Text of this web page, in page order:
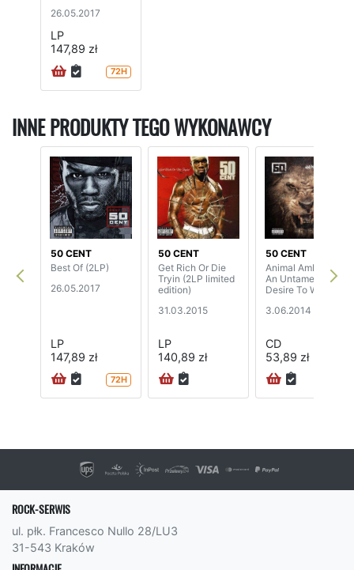
26.05.2017
LP
147,89 zł
72H
INNE PRODUKTY TEGO WYKONAWCY
50 CENT
Best Of (2LP)
26.05.2017
LP
147,89 zł
72H
50 CENT
Get Rich Or Die
Tryin (2LP limited
edition)
31.03.2015
LP
140,89 zł
50 CENT
Animal Ambition:
An Untamed
Desire To Win
3.06.2014
CD
53,89 zł
ROCK-SERWIS
ul. płk. Francesco Nullo 28/LU3
31-543 Kraków